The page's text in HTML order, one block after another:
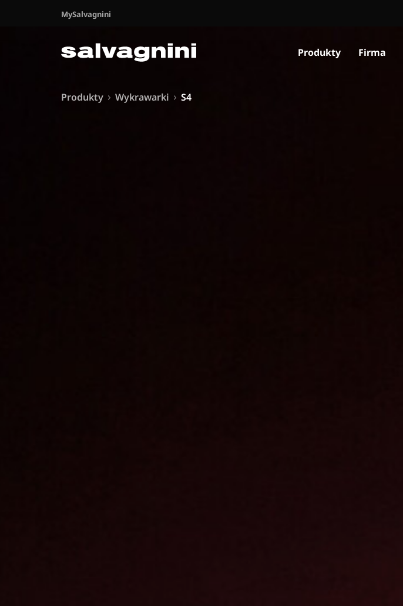
MySalvagnini
Produkty Firma
Produkty Wykrawarki S4